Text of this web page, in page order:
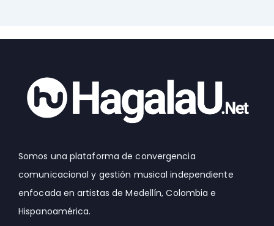
Somos una plataforma de convergencia
comunicacional y gestión musical independiente
enfocada en artistas de Medellín, Colombia e
Hispanoamérica.